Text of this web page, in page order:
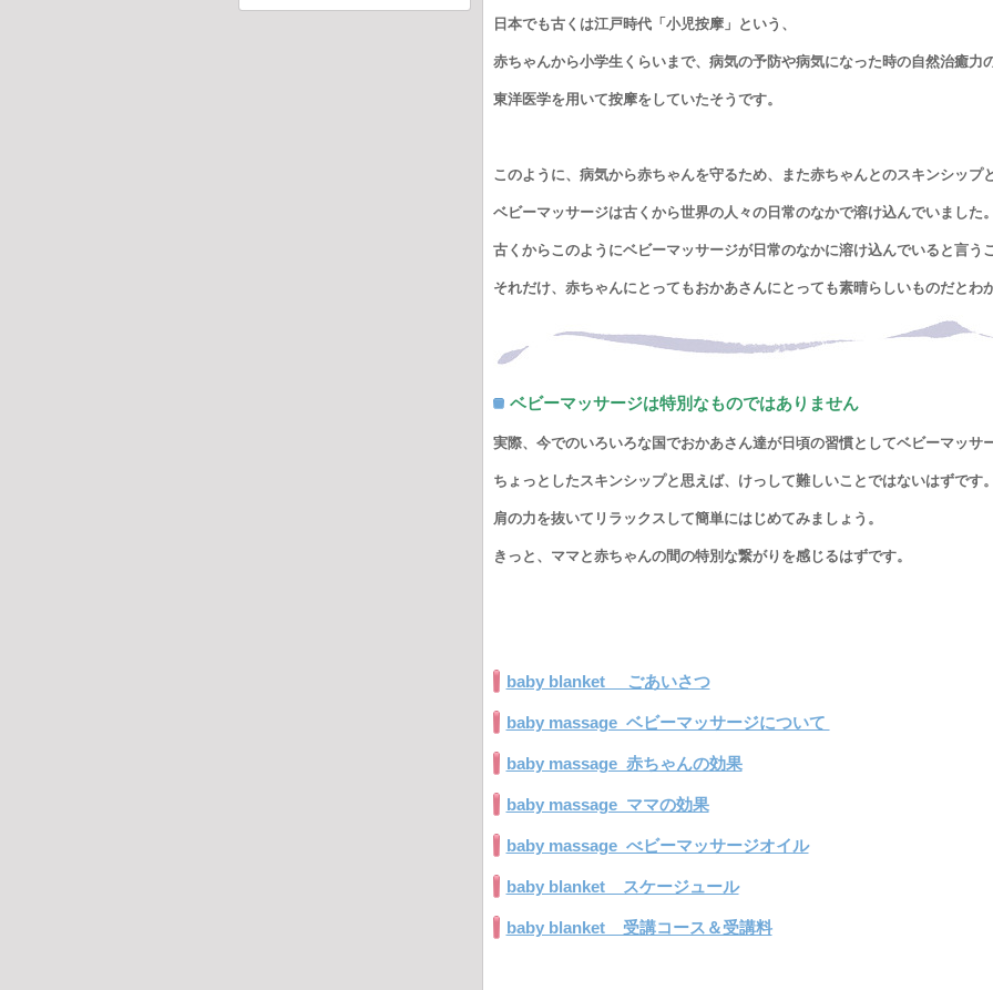
日本でも古くは江戸時代「小児按摩」という、
赤ちゃんから小学生くらいまで、病気の予防や病気になった時の自然治癒力
東洋医学を用いて按摩をしていたそうです。
このように、病気から赤ちゃんを守るため、また赤ちゃんとのスキンシップ
ベビーマッサージは古くから世界の人々の日常のなかで溶け込んでいました
古くからこのようにベビーマッサージが日常のなかに溶け込んでいると言う
それだけ、赤ちゃんにとってもおかあさんにとっても素晴らしいものだとわ
ベビーマッサージは特別なものではありません
実際、今でのいろいろな国でおかあさん達が日頃の習慣としてベビーマッサ
ちょっとしたスキンシップと思えば、けっして難しいことではないはずです
肩の力を抜いてリラックスして簡単にはじめてみましょう。
きっと、ママと赤ちゃんの間の特別な繋がりを感じるはずです。
baby blanket ごあいさつ
baby massage ベビーマッサージについて
baby massage 赤ちゃんの効果
baby massage ママの効果
baby massage べビーマッサージオイル
baby blanket スケージュール
baby blanket 受講コース＆受講料